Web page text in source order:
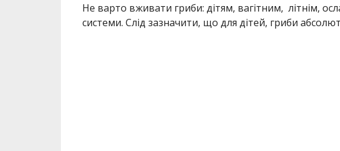
Не варто вживати гриби: дітям, вагітним, літнім,
системи. Слід зазначити, що для дітей, гриби